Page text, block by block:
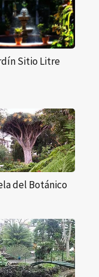
Sitio Litre
del Botánico